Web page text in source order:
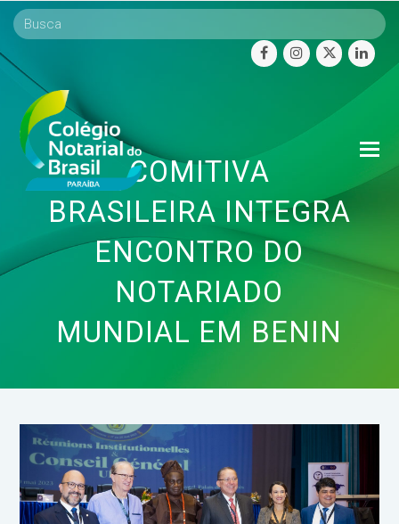
facebookinstagram
twitter
COMITIVA
BRASILEIRA INTEGRA
ENCONTRO DO
NOTARIADO
MUNDIAL EM BENIN